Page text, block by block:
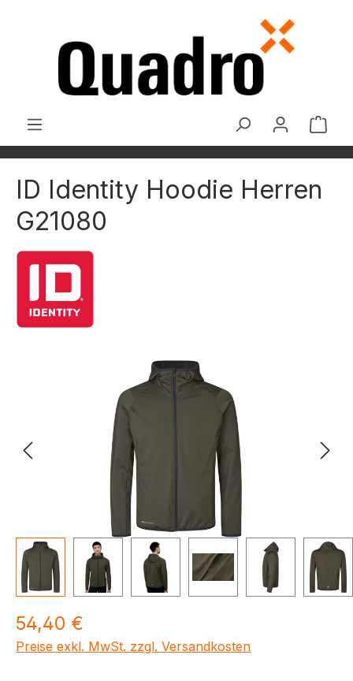
ID Identity Hoodie Herren
G21080
Bildergalerie überspringen
Regulärer Preis:
54,40 €
Preise exkl. MwSt. zzgl. Versandkosten